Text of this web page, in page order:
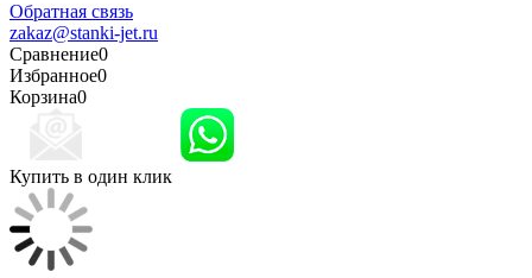
Обратная связь
zakaz@stanki-jet.ru
Сравнение0
Избранное0
Корзина0
Купить в один клик